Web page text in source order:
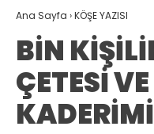
Ana Sayfa ›KÖŞE YAZISI
BİN
ÇETESİ